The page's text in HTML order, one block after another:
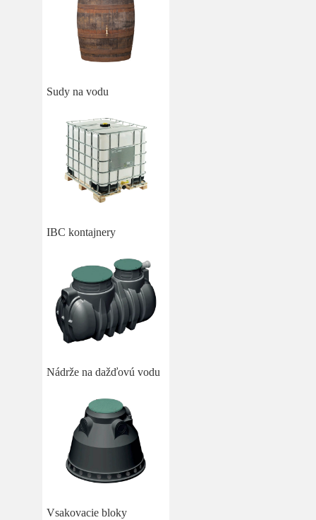
Sudy na vodu
IBC kontajnery
Nádrže na dažďovú vodu
Vsakovacie bloky